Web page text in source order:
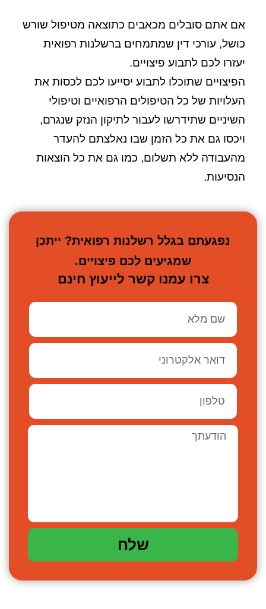
אם אתם סובלים מכאבים כתוצאה מטיפול שורש
כושל, עורכי דין שמתמחים ברשלנות רפואית
יעזרו לכם לתבוע פיצויים.
הפיצויים שתוכלו לתבוע יסייעו לכם לכסות את
העלויות של כל הטיפולים הרפואיים וטיפולי
השיניים שתידרשו לעבור לתיקון הנזק שנגרם,
ויכסו גם את כל הזמן שבו נאלצתם להעדר
מהעבודה ללא תשלום, כמו גם את כל הוצאות
הנסיעות.
נפגעתם בגלל רשלנות רפואית? ייתכן
שמגיעים לכם פיצויים.
צרו עמנו קשר לייעוץ חינם
שלח